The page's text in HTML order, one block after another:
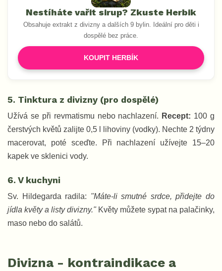
Nestíháte vařit sirup? Zkuste Herbik
Obsahuje extrakt z divizny a dalších 9 bylin. Ideální pro děti i
dospělé bez práce.
KOUPIT HERBÍK
5. Tinktura z divizny (pro dospělé)
Užívá se při revmatismu nebo nachlazení. Recept: 100 g
čerstvých květů zalijte 0,5 l lihoviny (vodky). Nechte 2 týdny
macerovat, poté sceďte. Při nachlazení užívejte 15–20
kapek ve sklenici vody.
6. V kuchyni
Sv. Hildegarda radila: "Máte-li smutné srdce, přidejte do
jídla květy a listy divizny."Květy můžete sypat na palačinky,
maso nebo do salátů.
Divizna - kontraindikace a